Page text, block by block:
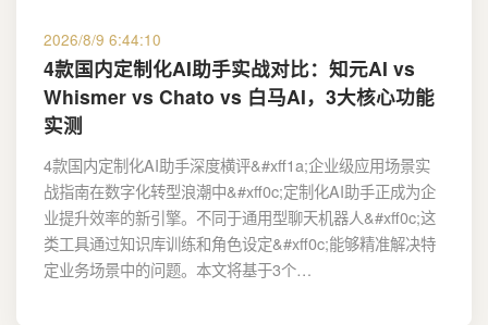
2026/8/9 6:44:10
4款国内定制化AI助手实战对比：知元AI vs
Whismer vs Chato vs 白马AI，3大核心功能
实测
4款国内定制化AI助手深度横评&#xff1a;企业级应用场景实
战指南在数字化转型浪潮中&#xff0c;定制化AI助手正成为企
业提升效率的新引擎。不同于通用型聊天机器人&#xff0c;这
类工具通过知识库训练和角色设定&#xff0c;能够精准解决特
定业务场景中的问题。本文将基于3个…